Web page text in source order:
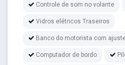
Controle de som no volante
Vidros elétricos Traseiros
Banco do motorista com
Computador de bordo